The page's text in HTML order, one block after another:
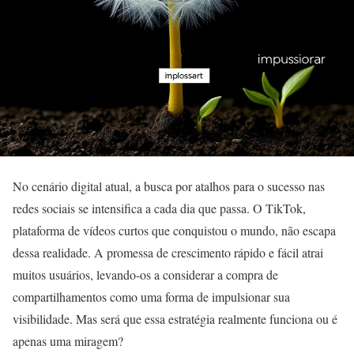
No cenário digital atual, a busca por atalhos para o sucesso nas
redes sociais se intensifica a cada dia que passa. O TikTok,
plataforma de vídeos curtos que conquistou o mundo, não escapa
dessa realidade. A promessa de crescimento rápido e fácil atrai
muitos usuários, levando-os a considerar a compra de
compartilhamentos como uma forma de impulsionar sua
visibilidade. Mas será que essa estratégia realmente funciona ou é
apenas uma miragem?